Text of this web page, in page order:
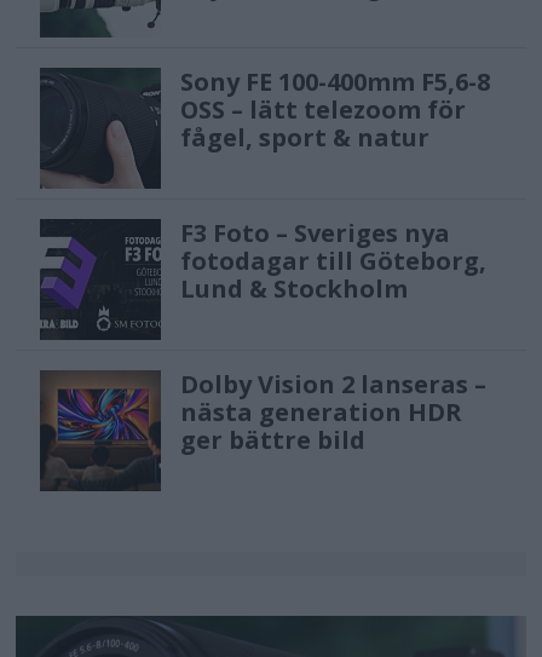
Sony FE 100-400mm F5,6-8
OSS – lätt telezoom för
fågel, sport & natur
F3 Foto – Sveriges nya
fotodagar till Göteborg,
Lund & Stockholm
Dolby Vision 2 lanseras –
nästa generation HDR
ger bättre bild